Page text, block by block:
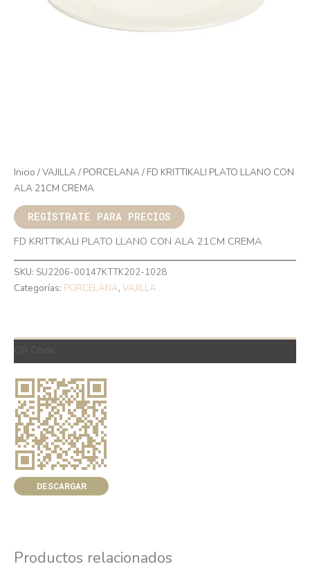
Inicio /VAJILLA/ PORCELANA/ FD KRITTIKALI PLATO LLANO CON
ALA 21CM CREMA
REGÍSTRATE PARA PRECIOS
FD KRITTIKALI PLATO LLANO CON ALA 21CM CREMA
SKU: SU2206-00147KTTK202-1028
Categorías: PORCELANA, VAJILLA
DESCARGAR
Productos relacionados